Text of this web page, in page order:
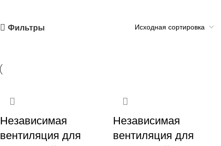
Фильтры
Независимая
вентиляция для
Независимая
вентиляция для